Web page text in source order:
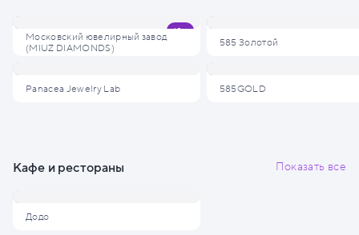
Московский ювелирный завод
(MIUZ DIAMONDS)
Panacea Jewelry Lab
585 Золотой
585GOLD
Кафе и рестораны Показать все
Додо